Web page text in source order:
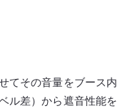
てその音量をブース内
ル差）から遮音性能を